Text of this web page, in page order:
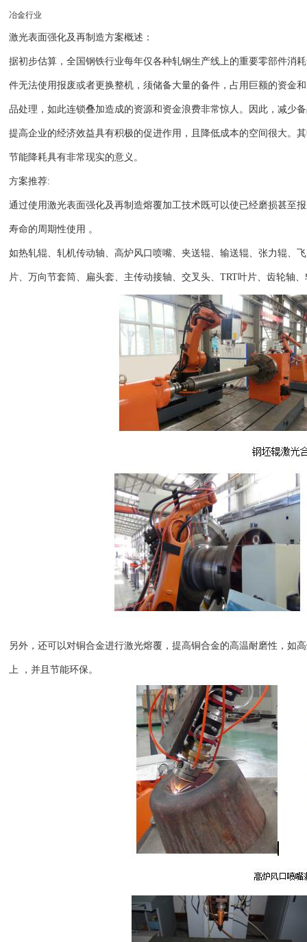
冶金行业
激光表面强化及再制造方案概述：
据初步估算，全国钢铁行业每年仅各种轧钢生产线上的重要零部件消
件无法使用报废或者更换整机，须储备大量的备件，占用巨额的资金
品处理，如此连锁叠加造成的资源和资金浪费非常惊人。因此，减少
提高企业的经济效益具有积极的促进作用，且降低成本的空间很大。
节能降耗具有非常现实的意义。
方案推荐:
通过使用激光表面强化及再制造熔覆加工技术既可以使已经磨损甚至
寿命的周期性使用 。
如热轧辊、轧机传动轴、高炉风口喷嘴、夹送辊、输送辊、张力辊、
片、万向节套筒、扁头套、主传动接轴、交叉头、TRT叶片、齿轮轴
另外，还可以对铜合金进行激光熔覆，提高铜合金的高温耐磨性，如
上 ，并且节能环保。